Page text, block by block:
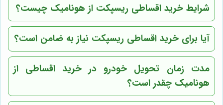
شرایط خرید اقساطی ریسپکت از هونامیک چیست؟
آیا برای خرید اقساطی ریسپکت نیاز به ضامن است؟
مدت زمان تحویل خودرو در خرید اقساطی از
هونامیک چقدر است؟